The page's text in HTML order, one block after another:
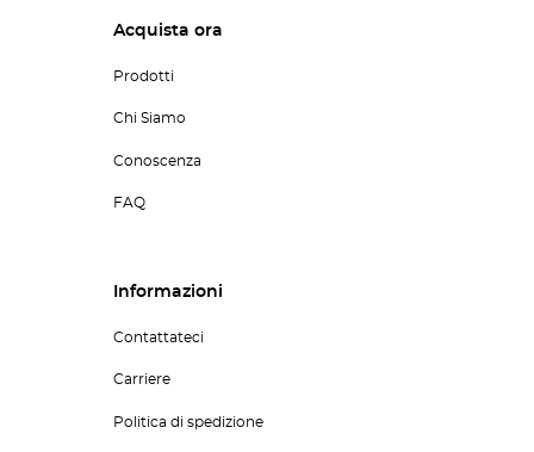
Acquista ora
Prodotti
Chi Siamo
Conoscenza
FAQ
Informazioni
Contattateci
Carriere
Politica di spedizione